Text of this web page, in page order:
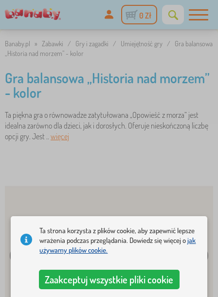
0 Zł
Banaby.pl » Zabawki / Gry i zagadki / Umiejętność gry /
Gra balansowa
„Historia nad morzem” - kolor
Gra balansowa „Historia nad morzem”
- kolor
Ta piękna gra o równowadze zatytułowana „Opowieść z morza” jest
idealna zarówno dla dzieci, jak i dorosłych. Oferuje nieskończoną liczbę
opcji gry. Jest .. więcej
Ta strona korzysta z plików cookie, aby zapewnić lepsze
wrażenia podczas przeglądania. Dowiedz się więcej ojak
używamy plików cookie.
Zaakceptuj wszystkie pliki cookie